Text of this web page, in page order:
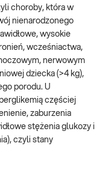
choroby, która w
nienarodzonego
wysokie
wcześniactwa,
nerwowym
dziecka (>4 kg),
porodu. U
częściej
zaburzenia
stężenia glukozy i
czyli stany